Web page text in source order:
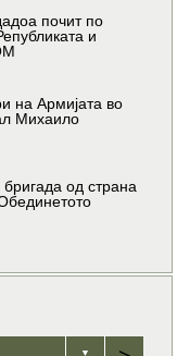
почит по
и
на Армијата во
Михаило
од страна
▼